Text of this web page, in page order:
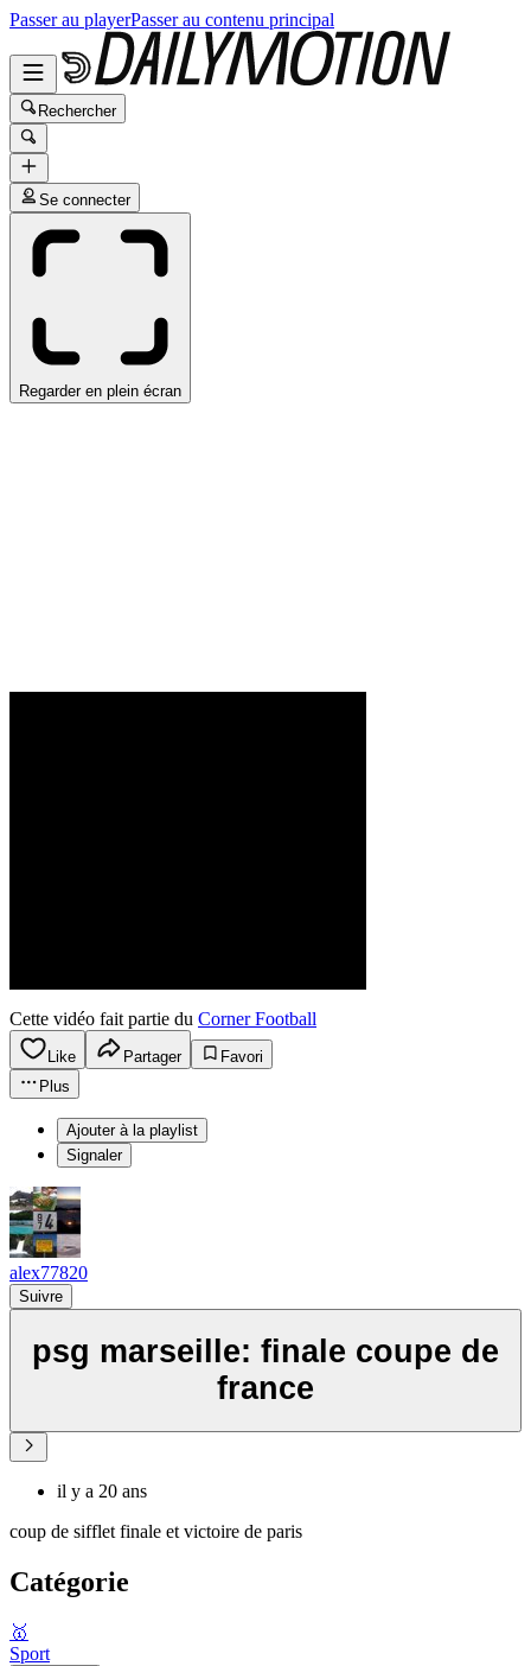
Passer au playerPasser au contenu principal
Rechercher
Se connecter
Regarder en plein écran
Cette vidéo fait partie du Corner Football
Like Partager
Favori
Plus
Ajouter à la playlist
Signaler
alex77820
Suivre
psg marseille: finale coupe de
france
il y a 20 ans
coup de sifflet finale et victoire de paris
Catégorie
🥇
Sport